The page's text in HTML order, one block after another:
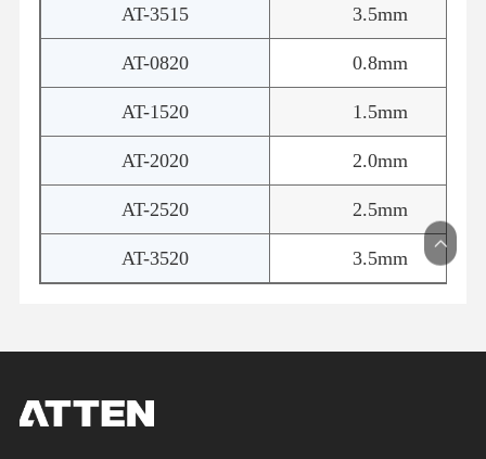
AT-3515 3.5mm
AT-0820 0.8mm
AT-1520 1.5mm
AT-2020 2.0mm
AT-2520 2.5mm
AT-3520 3.5mm